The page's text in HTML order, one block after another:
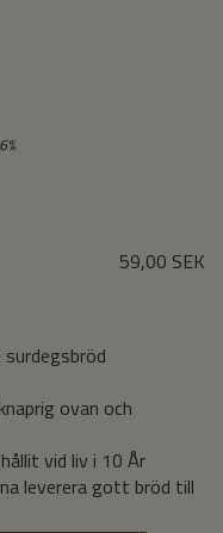
59,00 SEK
ovan och
vid liv i 10 År
leverera gott bröd till